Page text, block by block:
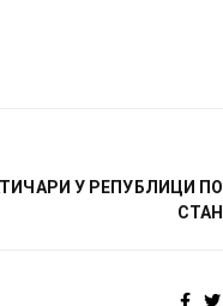
У РЕПУБЛИЦИ